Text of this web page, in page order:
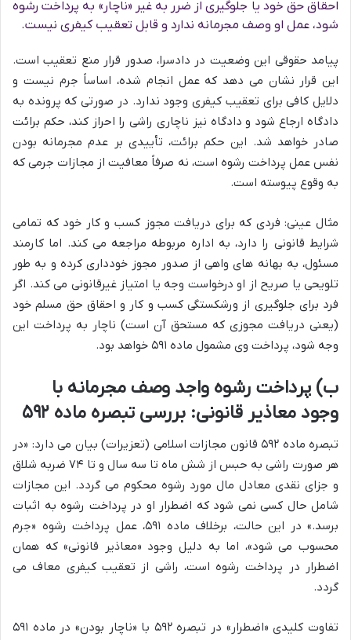
احقاق حق خود یا جلوگیری از ضرر به غیر «ناچار» به پرداخت رشوه
شود، عمل او وصف مجرمانه ندارد و قابل تعقیب کیفری نیست.
پیامد حقوقی این وضعیت در دادسرا، صدور قرار منع تعقیب است.
این قرار نشان می دهد که عمل انجام شده، اساساً جرم نیست و
دلایل کافی برای تعقیب کیفری وجود ندارد. در صورتی که پرونده به
دادگاه ارجاع شود و دادگاه نیز ناچاری راشی را احراز کند، حکم برائت
صادر خواهد شد. این حکم برائت، تأییدی بر عدم مجرمانه بودن
نفس عمل پرداخت رشوه است، نه صرفاً معافیت از مجازات جرمی که
به وقوع پیوسته است.
مثال عینی: فردی که برای دریافت مجوز کسب و کار خود که تمامی
شرایط قانونی را دارد، به اداره مربوطه مراجعه می کند. اما کارمند
مسئول، به بهانه های واهی از صدور مجوز خودداری کرده و به طور
تلویحی یا صریح از او درخواست وجه یا امتیاز غیرقانونی می کند. اگر
فرد برای جلوگیری از ورشکستگی کسب و کار و احقاق حق مسلم خود
(یعنی دریافت مجوزی که مستحق آن است) ناچار به پرداخت این
وجه شود، پرداخت وی مشمول ماده ۵۹۱ خواهد بود.
ب) پرداخت رشوه واجد وصف مجرمانه با
وجود معاذیر قانونی: بررسی تبصره ماده ۵۹۲
تبصره ماده ۵۹۲ قانون مجازات اسلامی (تعزیرات) بیان می دارد: «در
هر صورت راشی به حبس از شش ماه تا سه سال و تا ۷۴ ضربه شلاق
و جزای نقدی معادل مال مورد رشوه محکوم می گردد. این مجازات
شامل حال کسی نمی شود که اضطرار او در پرداخت رشوه به اثبات
برسد.» در این حالت، برخلاف ماده ۵۹۱، عمل پرداخت رشوه «جرم
محسوب می شود»، اما به دلیل وجود «معاذیر قانونی» که همان
اضطرار در پرداخت رشوه است، راشی از تعقیب کیفری معاف می
گردد.
تفاوت کلیدی «اضطرار» در تبصره ۵۹۲ با «ناچار بودن» در ماده ۵۹۱